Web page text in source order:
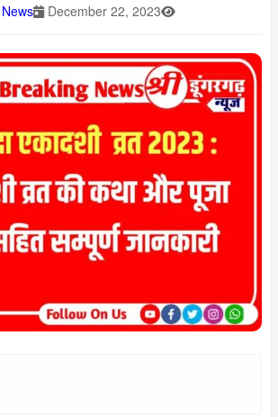
December 22, 2023